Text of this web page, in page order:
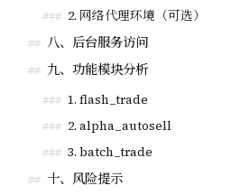
### 2. 网络代理环境（可选）
## 八、后台服务访问
## 九、功能模块分析
### 1. flash_trade
### 2. alpha_autosell
### 3. batch_trade
## 十、风险提示